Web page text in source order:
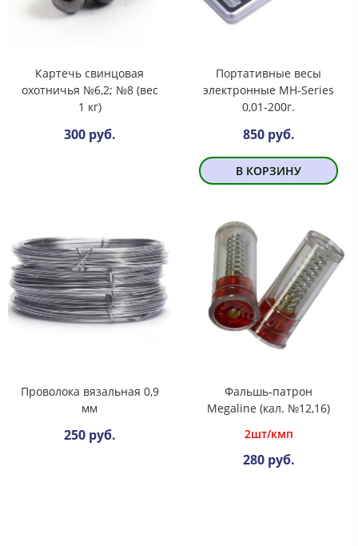
Картечь свинцовая
охотничья №6,2; №8 (вес
1 кг)
300 руб.
Портативные весы
электронные MH-Series
0,01-200г.
850 руб.
В КОРЗИНУ
Проволока вязальная 0,9
мм
250 руб.
Фальшь-патрон
Megaline (кал. №12,16)
2шт/кмп
280 руб.